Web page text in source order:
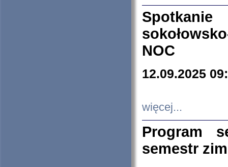
NOC
12.09.2025
więcej...
Program
semestr